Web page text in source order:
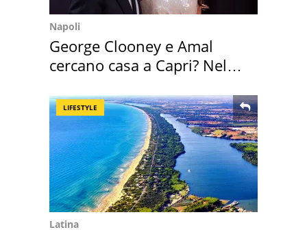
Napoli
George Clooney e Amal
cercano casa a Capri? Nel
LIFESTYLE
Latina